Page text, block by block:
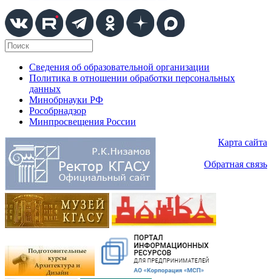
Сведения об образовательной организации
Политика в отношении обработки персональных
данных
Минобрнауки РФ
Рособрнадзор
Минпросвещения России
Карта сайта
Обратная связь